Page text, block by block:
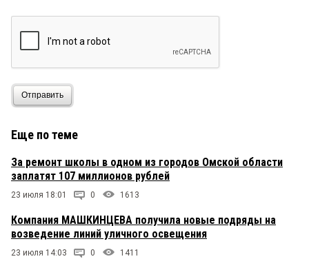
Отправить
Еще по теме
За ремонт школы в одном из городов Омской области
заплатят 107 миллионов рублей
23 июля 18:01 0 1613
Компания МАШКИНЦЕВА получила новые подряды на
возведение линий уличного освещения
23 июля 14:03 0 1411